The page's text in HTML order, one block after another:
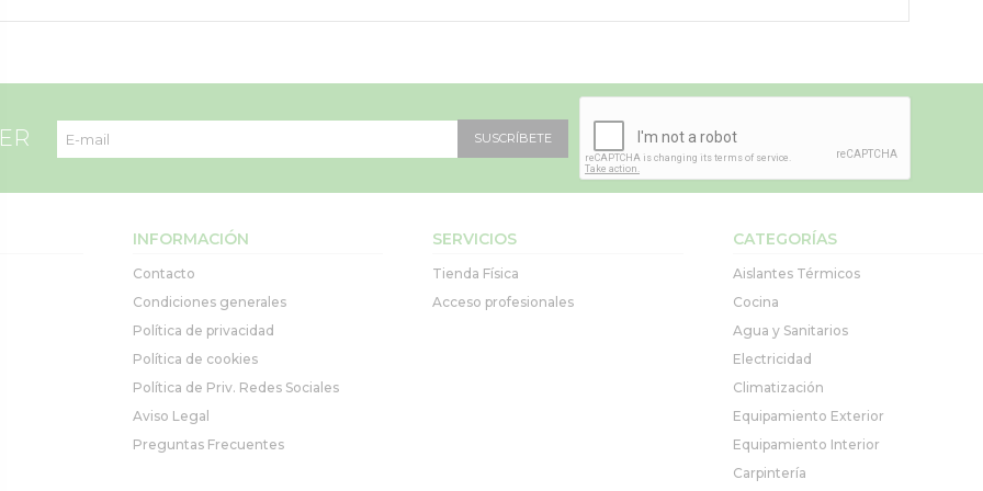
SUSCRÍBETE
INFORMACIÓN
Contacto
Condiciones generales
Política de privacidad
Política de cookies
Política de Priv. Redes Sociales
Aviso Legal
Preguntas Frecuentes
SERVICIOS
Tienda Física
Acceso profesionales
CATEGORÍAS
Aislantes Térmicos
Cocina
Agua y Sanitarios
Electricidad
Climatización
Equipamiento Exterior
Equipamiento Interior
Carpintería